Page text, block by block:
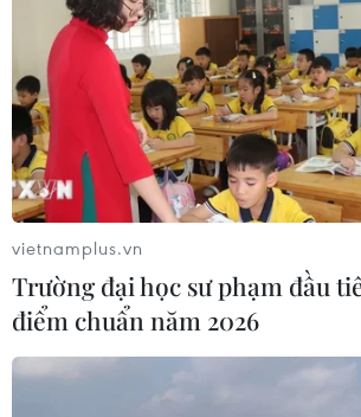
vietnamplus.vn
Trường đại học sư phạm đầu
điểm chuẩn năm 2026